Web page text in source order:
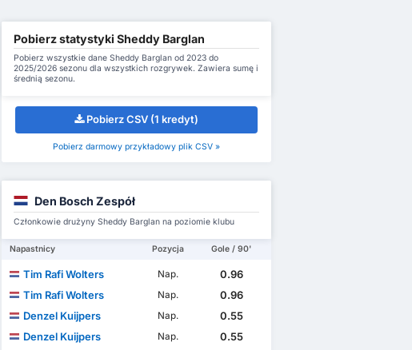
Pobierz statystyki Sheddy Barglan
Pobierz wszystkie dane Sheddy Barglan od 2023 do
2025/2026 sezonu dla wszystkich rozgrywek. Zawiera sumę i
średnią sezonu.
Pobierz CSV (1 kredyt)
Pobierz darmowy przykładowy plik CSV »
Den Bosch Zespół
Członkowie drużyny Sheddy Barglan na poziomie klubu
Napastnicy Pozycja Gole / 90'
Tim Rafi Wolters Nap.
0.96
Tim Rafi Wolters
Nap.
0.96
Denzel Kuijpers
Nap.
0.55
Denzel Kuijpers
Nap.
0.55